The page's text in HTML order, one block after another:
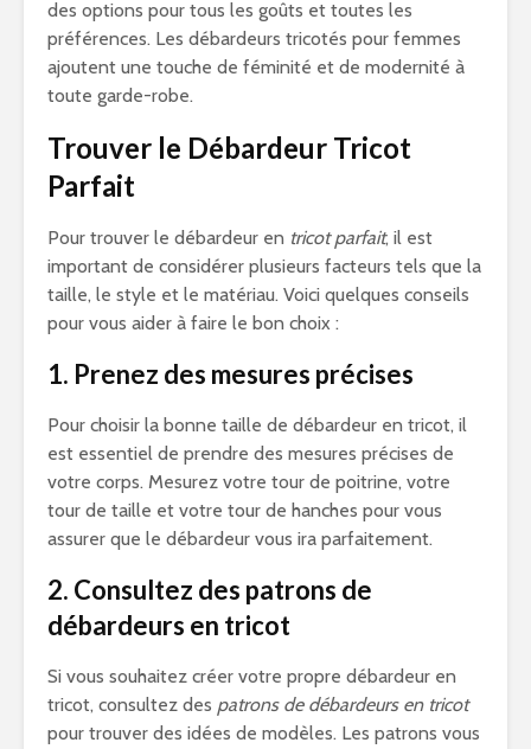
des options pour tous les goûts et toutes les
préférences. Les débardeurs tricotés pour femmes
ajoutent une touche de féminité et de modernité à
toute garde-robe.
Trouver le Débardeur Tricot
Parfait
Pour trouver le débardeur en tricot parfait, il est
important de considérer plusieurs facteurs tels que la
taille, le style et le matériau. Voici quelques conseils
pour vous aider à faire le bon choix :
1. Prenez des mesures précises
Pour choisir la bonne taille de débardeur en tricot, il
est essentiel de prendre des mesures précises de
votre corps. Mesurez votre tour de poitrine, votre
tour de taille et votre tour de hanches pour vous
assurer que le débardeur vous ira parfaitement.
2. Consultez des patrons de
débardeurs en tricot
Si vous souhaitez créer votre propre débardeur en
tricot, consultez des patrons de débardeurs en tricot
pour trouver des idées de modèles. Les patrons vous